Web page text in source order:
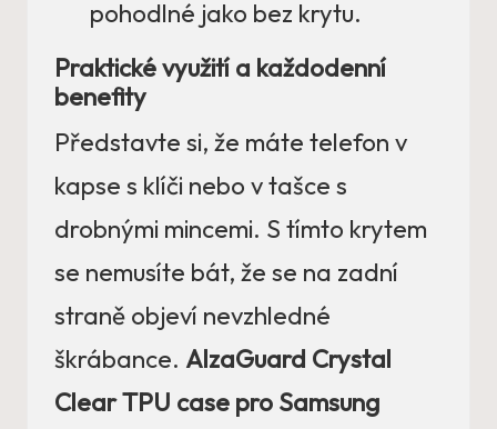
pohodlné jako bez krytu.
Praktické využití a každodenní
benefity
Představte si, že máte telefon v
kapse s klíči nebo v tašce s
drobnými mincemi. S tímto krytem
se nemusíte bát, že se na zadní
straně objeví nevzhledné
škrábance. AlzaGuard Crystal
Clear TPU case pro Samsung